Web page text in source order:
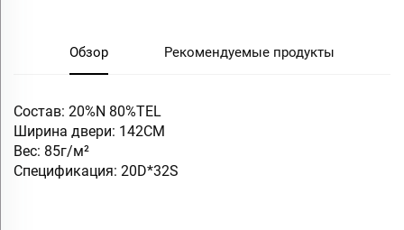
Обзор Рекомендуемые продукты
Состав: 20%N 80%TEL
Ширина двери: 142СМ
Вес: 85г/м²
Спецификация: 20D*32S